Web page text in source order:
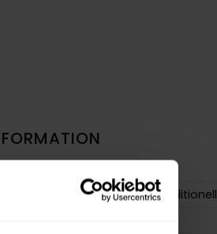
Mint,Jordnära,Traditionell